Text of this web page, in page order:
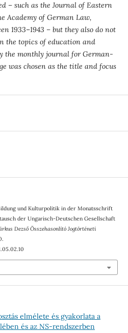
– such as the Journal of Eastern
Academy of German Law,
1933–1943 – but they also do not
the topics of education and
the monthly journal for German-
was chosen as the title and focus
und Kulturpolitik in der Monatsschrift
der Ungarisch-Deutschen Gesellschaft
Dezső Összehasonlító Jogtörténeti
elmélete és gyakorlata a
és az NS-rendszerben